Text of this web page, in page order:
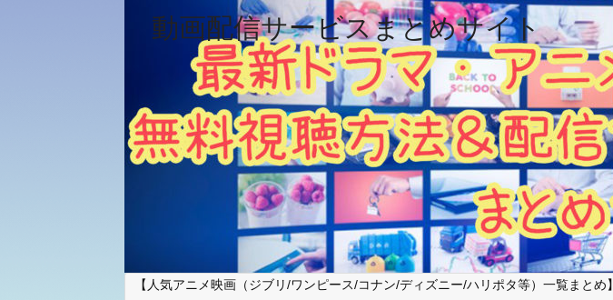
動画配信サービスまとめサイト
【人気アニメ映画（ジブリ/ワンピース/コナン/ディズニー/ハリポタ等）一覧まとめ】